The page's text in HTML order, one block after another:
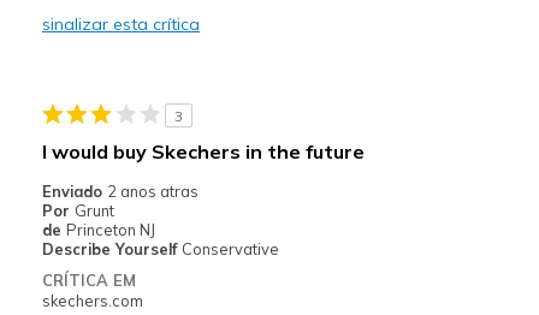
Casual Wear
View On Shoes
Shoes are for Wearing
sinalizar esta crítica
3
I would buy Skechers in the future
Enviado 2 anos atras
Por Grunt
de Princeton NJ
Describe Yourself Conservative
CRÍTICA EM
skechers.com